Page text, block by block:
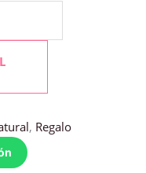
, Regalo